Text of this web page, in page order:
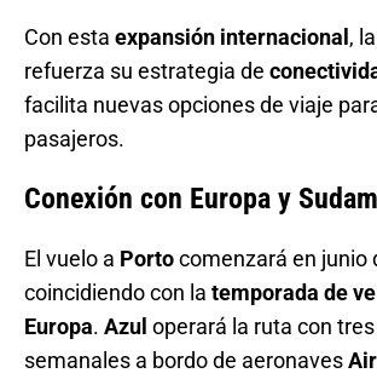
Con esta expansión internacional,
refuerza su estrategia de
facilita nuevas opciones de viaje
pasajeros.
Conexión con Europa y
El vuelo a Portocomenzará en junio
coincidiendo con la temporada de
Europa. Azul operará la ruta con
semanales a bordo de aeronaves